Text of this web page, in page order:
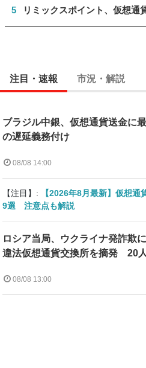
5 リミックスポイント、仮想通
注目・速報 市況・解説
ブラジル中銀、仮想通貨送金に
の遅延義務付け
08/08 14:00
【注目】:
【2026年8月最新】仮想
9選 注意点も解説
ロシア当局、ウクライナ発詐欺
違法仮想通貨交換所を摘発 20
08/08 13:00